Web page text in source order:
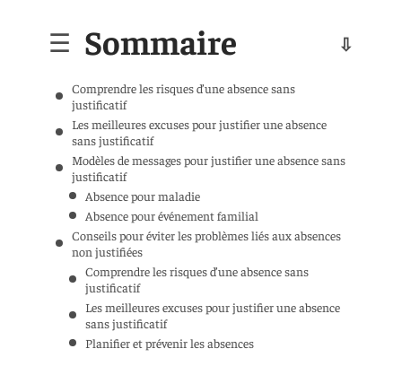
Sommaire
Comprendre les risques d’une absence sans
justificatif
Les meilleures excuses pour justifier une absence
sans justificatif
Modèles de messages pour justifier une absence sans
justificatif
Absence pour maladie
Absence pour événement familial
Conseils pour éviter les problèmes liés aux absences
non justifiées
Comprendre les risques d’une absence sans
justificatif
Les meilleures excuses pour justifier une absence
sans justificatif
Planifier et prévenir les absences